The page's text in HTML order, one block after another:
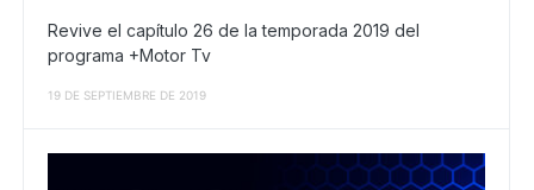
Revive el capítulo 26 de la temporada 2019 del
programa +Motor Tv
19 DE SEPTIEMBRE DE 2019